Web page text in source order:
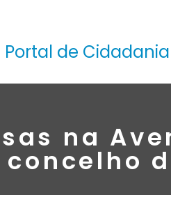
Portal de Cidadania
na
concelho